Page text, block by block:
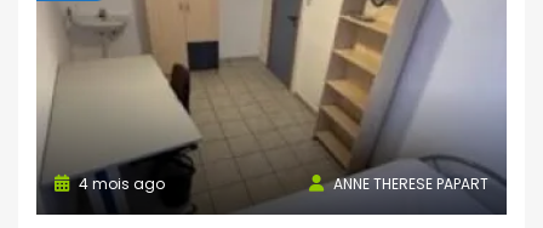
ANNE THERESE PAPART
4 mois ago